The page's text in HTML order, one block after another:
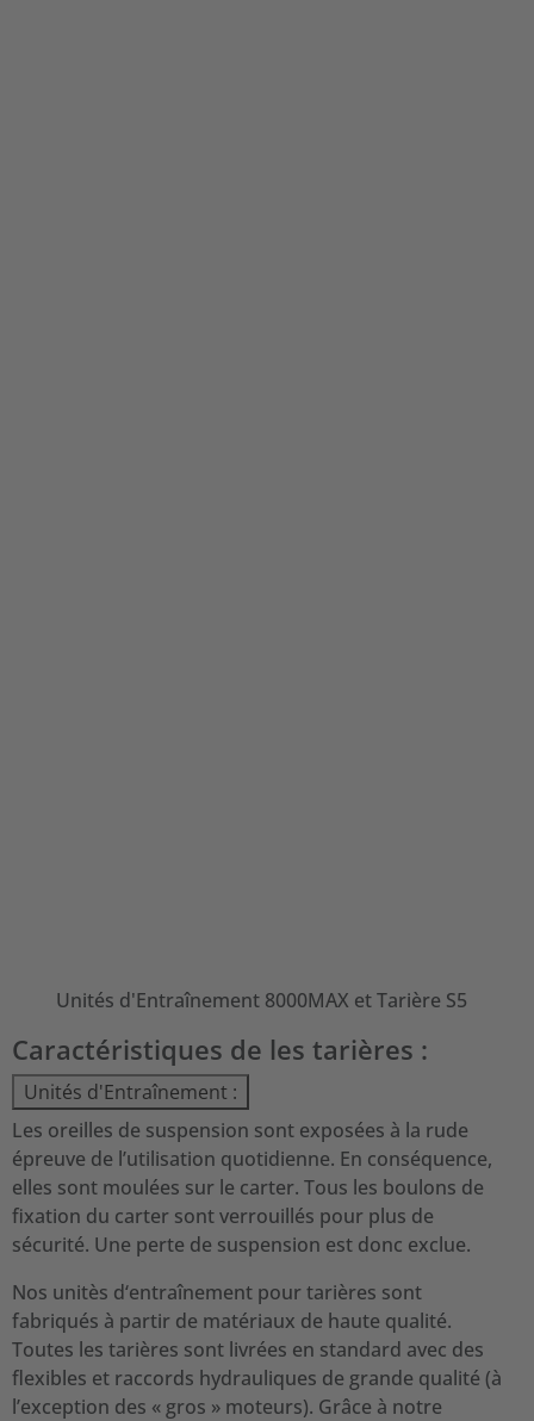
Unités d'Entraînement 8000MAX et Tarière S5
Caractéristiques de les tarières :
Unités d'Entraînement :
Les oreilles de suspension sont exposées à la rude
épreuve de l’utilisation quotidienne. En conséquence,
elles sont moulées sur le carter. Tous les boulons de
fixation du carter sont verrouillés pour plus de
sécurité. Une perte de suspension est donc exclue.
Nos unitès d‘entraînement pour tarières sont
fabriqués à partir de matériaux de haute qualité.
Toutes les tarières sont livrées en standard avec des
flexibles et raccords hydrauliques de grande qualité (à
l’exception des « gros » moteurs). Grâce à notre